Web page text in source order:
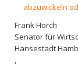
abzuwickeln
Frank Horch
Senator für
Hansestadt
,